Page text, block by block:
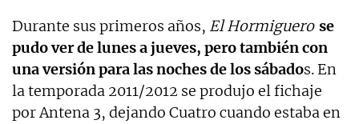
Durante sus primeros años, El Hormiguero se
pudo ver de lunes a jueves, pero también con
una versión para las noches de los sábados. En
la temporada 2011/2012 se produjo el fichaje
por Antena 3, dejando Cuatro cuando estaba en